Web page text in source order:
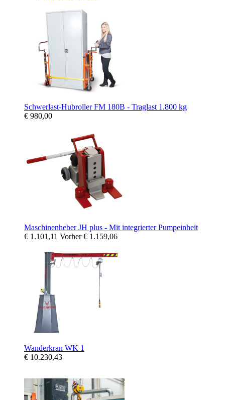
Schwerlast-Hubroller FM 180B - Traglast 1.800 kg
€ 980,00
Maschinenheber JH plus - Mit integrierter Pumpeinheit
€ 1.101,11 Vorher€ 1.159,06
Wanderkran WK 1
€ 10.230,43